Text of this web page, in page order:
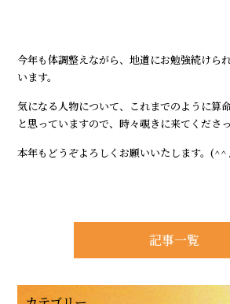
今年も体調整えながら、地道にお勉強続けら
います。
気になる人物について、これまでのように算
と思っていますので、時々覗きに来てくださ
本年もどうぞよろしくお願いいたします。
記事一覧